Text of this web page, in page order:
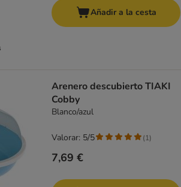
Añadir a la cesta
Arenero descubierto TIAKI
Cobby
Blanco/azul
7,69 €
Valorar: 5/5 (1)